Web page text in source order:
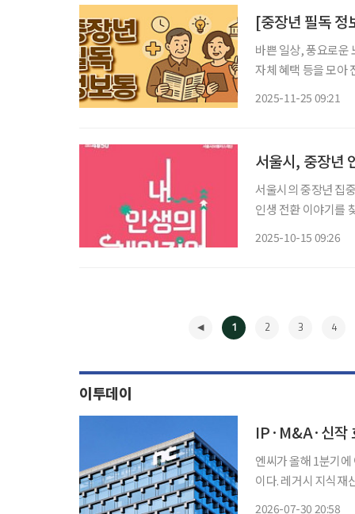
[중장년 필독 정
바쁜 일상, 풍요로운
자체 혜택 등을 모아 전달 드립니다. 서울시, 약자 돕
2025-11-25 09:21
서울시의 중장년 집
인생 전환 이야기를
2025-10-15 09:26
1 2 3 4
이투데이
IP·M&A·신작
엔씨가 올해 1분기
이다. 레거시 지식재
2026-07-30 20:58